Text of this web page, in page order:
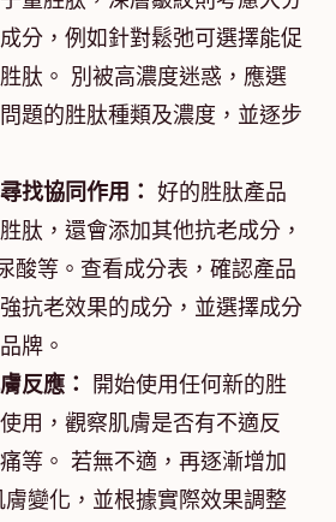
分，例如針對鬆弛可選擇能促
肽。 別被高濃度迷惑，應選
題的胜肽種類及濃度，並逐步
找協同作用： 好的胜肽產品
肽，還會添加其他抗老成分，
酸等。查看成分表，確認產品
抗老效果的成分，並選擇成分
牌。
反應：
開始使用任何新的胜
用，觀察肌膚是否有不適反
等。 若無不適，再逐漸增加
變化，並根據實際效果調整